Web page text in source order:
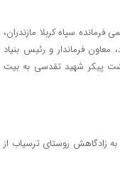
سپاه کربلا مازندران،
معاون فرماندار و رئیس بنیاد
پیکر شهید تقدسی به بیت
از ۳۸ سال، تفحص و به زادگاهش روستای ترسیاب از